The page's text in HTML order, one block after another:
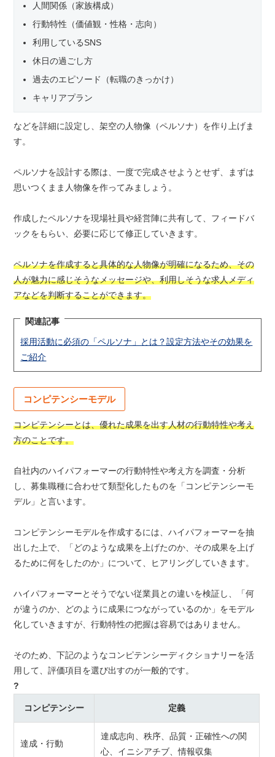
人間関係（家族構成）
行動特性（価値観・性格・志向）
利用しているSNS
休日の過ごし方
過去のエピソード（転職のきっかけ）
キャリアプラン
などを詳細に設定し、架空の人物像（ペルソナ）を作り上げま
す。
ペルソナを設計する際は、一度で完成させようとせず、まずは
思いつくまま人物像を作ってみましょう。
作成したペルソナを現場社員や経営陣に共有して、フィードバ
ックをもらい、必要に応じて修正していきます。
ペルソナを作成すると具体的な人物像が明確になるため、その
人が魅力に感じそうなメッセージや、利用しそうな求人メディ
アなどを判断することができます。
関連記事
採用活動に必須の「ペルソナ」とは？設定方法やその効果を
ご紹介
コンピテンシーモデル
コンピテンシーとは、優れた成果を出す人材の行動特性や考え
方のことです。
自社内のハイパフォーマーの行動特性や考え方を調査・分析
し、募集職種に合わせて類型化したものを「コンピテンシーモ
デル」と言います。
コンピテンシーモデルを作成するには、ハイパフォーマーを抽
出した上で、「どのような成果を上げたのか、その成果を上げ
るために何をしたのか」について、ヒアリングしていきます。
ハイパフォーマーとそうでない従業員との違いを検証し、「何
が違うのか、どのように成果につながっているのか」をモデル
化していきますが、行動特性の把握は容易ではありません。
そのため、下記のようなコンピテンシーディクショナリーを活
用して、評価項目を選び出すのが一般的です。
?
コンピテンシー 定義
達成・行動
達成志向、秩序、品質・正確性への関
心、イニシアチブ、情報収集